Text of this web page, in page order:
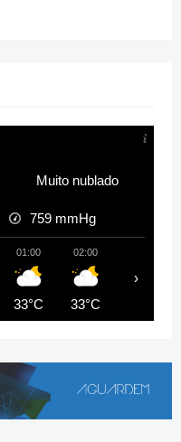
Muito nublado
759 mmHg
01:00
33°C
02:00
33°C
›